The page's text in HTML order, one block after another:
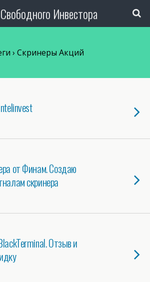
Инвестора
› Скринеры Акций
от Финам. Создаю
скринера
Отзыв и